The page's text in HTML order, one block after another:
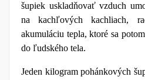
šupiek uskladňovať vzduch
na kachľových kachliach,
akumuláciu tepla, ktoré sa
do ľudského tela.
Jeden kilogram pohánkových